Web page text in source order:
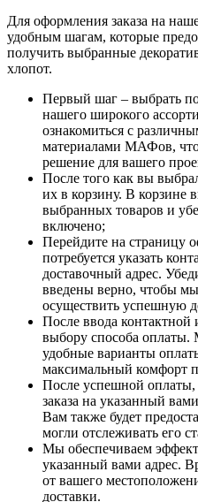
Для оформления заказа на
удобным шагам, которые
получить выбранные
хлопот.
Первый шаг – выбрать
нашего широкого
ознакомиться с
материалами МАФов,
решение для вашего
После того как вы
их в корзину. В корзине
выбранных товаров и
включено;
Перейдите на страницу
потребуется указать
доставочный адрес.
введены верно, чтобы мы
осуществить успешную
После ввода
выбору способа оплаты.
удобные варианты
максимальный комфорт
После успешной
заказа на указанный
Вам также будет
могли отслеживать его
Мы обеспечиваем
указанный вами адрес.
от вашего
доставки.